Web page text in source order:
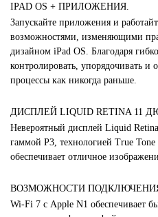
IPAD OS + ПРИЛОЖЕНИЯ.
Запускайте приложения и
возможностями, изменяющими
дизайном iPad OS. Благодаря
контролировать, упорядочивать и
процессы как никогда раньше.
ДИСПЛЕЙ LIQUID RETINA 11
Невероятный дисплей Liquid
гаммой P3, технологией True
обеспечивает отличное
ВОЗМОЖНОСТИ
Wi‑Fi 7 с Apple N1 обеспечивает